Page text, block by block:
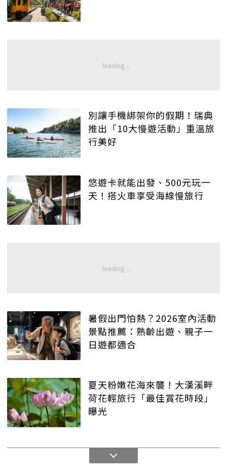
別讓手機綁架你的假期！瑞典
推出「10大慢遊活動」重溫旅
行美好
悠遊卡就能出發、500元玩一
天！搭火車享受海線慢旅行
暑假出門怕熱？2026室內活動
景點推薦：熟齡出遊、親子一
日遊都適合
夏天粉嫩花海來襲！大漢溪畔
荷花輕旅行「最佳賞花時段」
曝光